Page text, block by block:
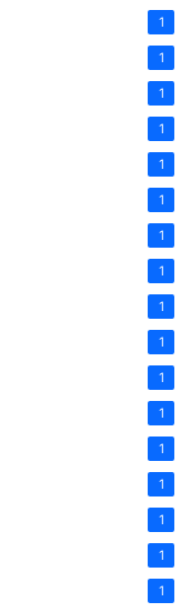
1
1
1
1
1
1
1
1
1
1
1
1
1
1
1
1
1